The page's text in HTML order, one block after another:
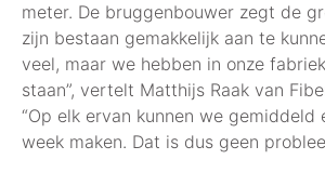
meter. De bruggenbouwer zegt de
zijn bestaan gemakkelijk aan te
veel, maar we hebben in onze
staan”, vertelt Matthijs Raak van
“Op elk ervan kunnen we gemiddeld
week maken. Dat is dus geen